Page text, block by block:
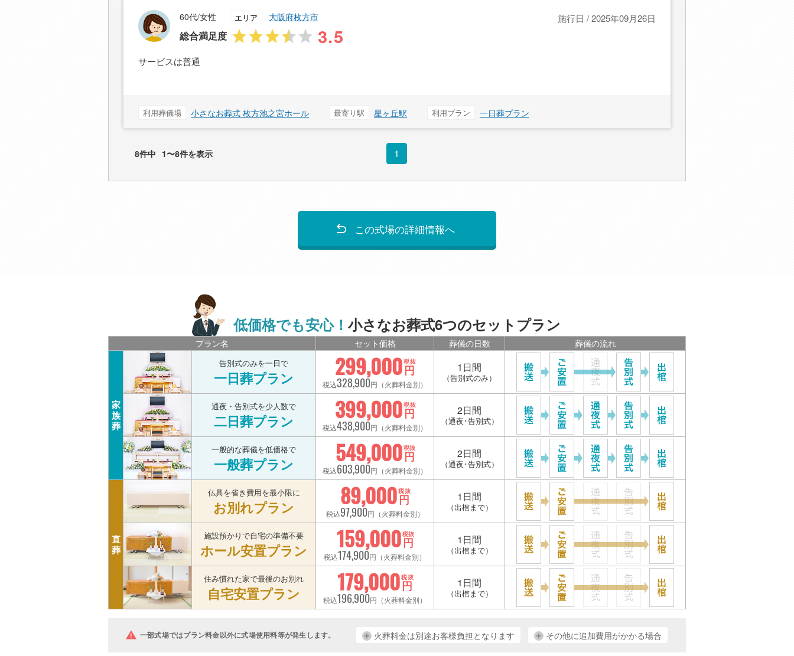
60代/女性 エリア 大阪府枚方市
総合満足度 3.5
施行日 / 2025年09月26日
サービスは普通
利用葬儀場 小さなお葬式 枚方池之宮ホール 最寄り駅 星ヶ丘駅 利用プラン 一日葬プラン
1
8件中 1〜8件を表示
この式場の詳細情報へ
低価格でも安心！ 小さなお葬式6つのセットプラン
プラン名 セット価格 葬儀の日数 葬儀の流れ
家
族
葬
告別式のみを一日で
一日葬プラン 299,000円
税抜
税込328,900円（火葬料金別）
1日間
（告別式のみ）
通夜・告別式を少人数で
二日葬プラン 399,000円
税抜
税込438,900円（火葬料金別）
2日間
（通夜･告別式）
一般的な葬儀を低価格で
一般葬プラン 549,000円
税抜
税込603,900円（火葬料金別）
2日間
（通夜･告別式）
直
葬
仏具を省き費用を最小限に
お別れプラン 89,000円
税抜
税込97,900円（火葬料金別）
1日間
（出棺まで）
施設預かりで自宅の準備不要
ホール安置プラン 159,000円
税抜
税込174,900円（火葬料金別）
1日間
（出棺まで）
住み慣れた家で最後のお別れ
自宅安置プラン 179,000円
税抜
税込196,900円（火葬料金別）
1日間
（出棺まで）
一部式場ではプラン料金以外に式場使用料等が発生します。 火葬料金は別途お客様負担となります その他に追加費用がかかる場合